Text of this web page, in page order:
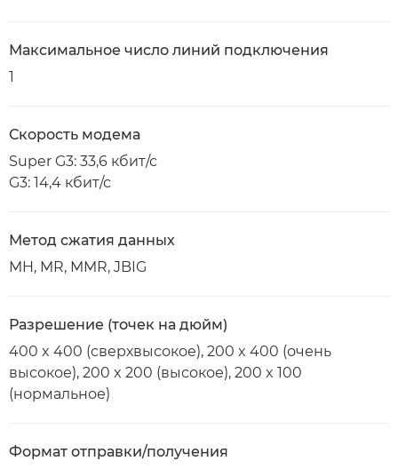
Максимальное число линий подключения
1
Скорость модема
Super G3: 33,6 кбит/с
G3: 14,4 кбит/с
Метод сжатия данных
MH, MR, MMR, JBIG
Разрешение (точек на дюйм)
400 x 400 (сверхвысокое), 200 x 400 (очень
высокое), 200 x 200 (высокое), 200 x 100
(нормальное)
Формат отправки/получения